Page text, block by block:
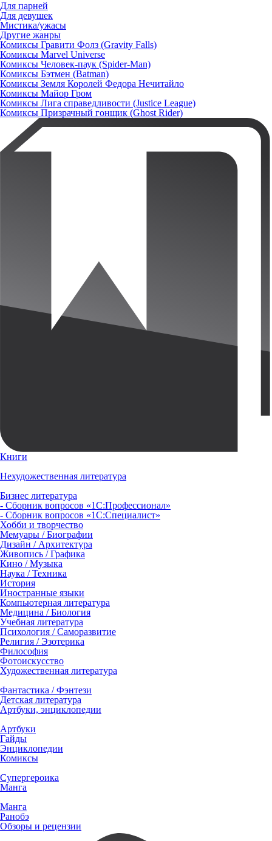
Для парней
Для девушек
Мистика/ужасы
Другие жанры
Комиксы Гравити Фолз (Gravity Falls)
Комиксы Marvel Universe
Комиксы Человек-паук (Spider-Man)
Комиксы Бэтмен (Batman)
Комиксы Земля Королей Федора Нечитайло
Комиксы Майор Гром
Комиксы Лига справедливости (Justice League)
Комиксы Призрачный гонщик (Ghost Rider)
Книги
Нехудожественная литература
Бизнес литература
- Сборник вопросов «1С:Профессионал»
- Сборник вопросов «1С:Специалист»
Хобби и творчество
Мемуары / Биографии
Дизайн / Архитектура
Живопись / Графика
Кино / Музыка
Наука / Техника
История
Иностранные языки
Компьютерная литература
Медицина / Биология
Учебная литература
Психология / Саморазвитие
Религия / Эзотерика
Философия
Фотоискусство
Художественная литература
Фантастика / Фэнтези
Детская литература
Артбуки, энциклопедии
Артбуки
Гайды
Энциклопедии
Комиксы
Супергероика
Манга
Манга
Ранобэ
Обзоры и рецензии